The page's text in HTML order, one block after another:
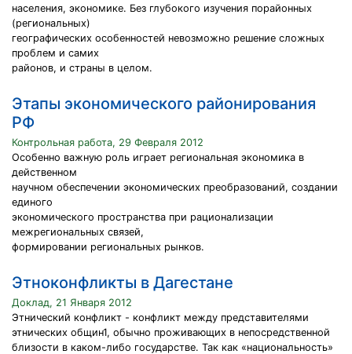
населения, экономике. Без глубокого изучения порайонных
(региональных)
географических особенностей невозможно решение сложных
проблем и самих
районов, и страны в целом.
Этапы экономического районирования
РФ
Контрольная работа, 29 Февраля 2012
Особенно важную роль играет региональная экономика в
действенном
научном обеспечении экономических преобразований, создании
единого
экономического пространства при рационализации
межрегиональных связей,
формировании региональных рынков.
Этноконфликты в Дагестане
Доклад, 21 Января 2012
Этнический конфликт - конфликт между представителями
этнических общин1, обычно проживающих в непосредственной
близости в каком-либо государстве. Так как «национальность»